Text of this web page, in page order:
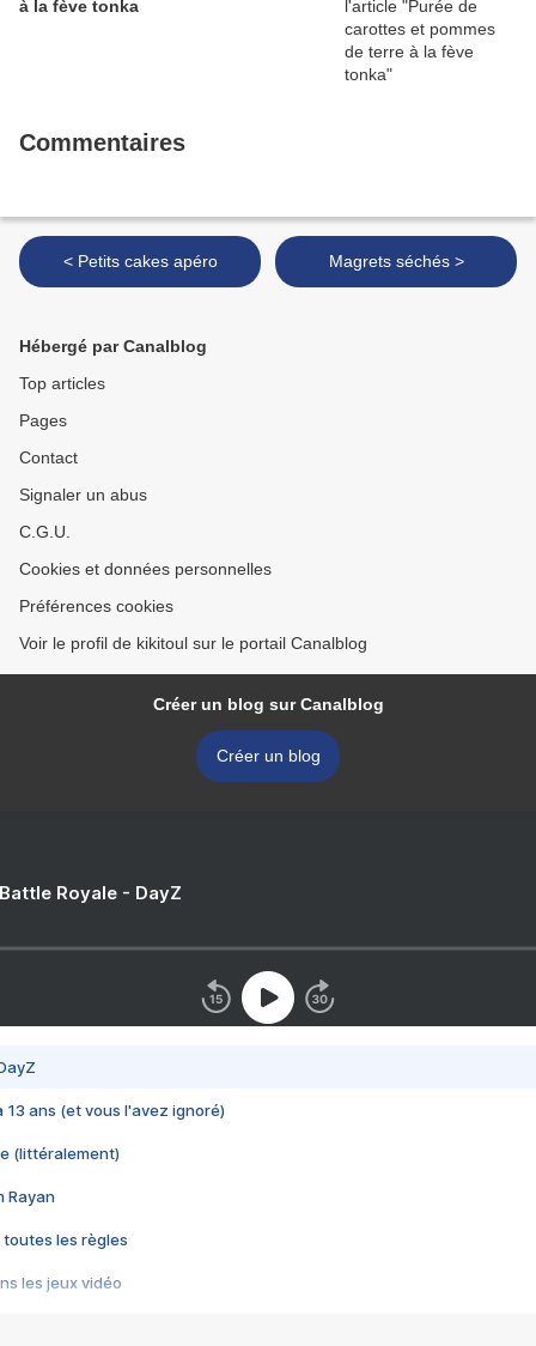
à la fève tonka
Commentaires
< Petits cakes apéro Magrets séchés >
Hébergé par Canalblog
Top articles
Pages
Contact
Signaler un abus
C.G.U.
Cookies et données personnelles
Préférences cookies
Voir le profil de kikitoul sur le portail Canalblog
Créer un blog sur Canalblog
Créer un blog
Royale - DayZ
13 ans (et vous l'avez ignoré)
(littéralement)
Rayan
toutes les règles
les jeux vidéo